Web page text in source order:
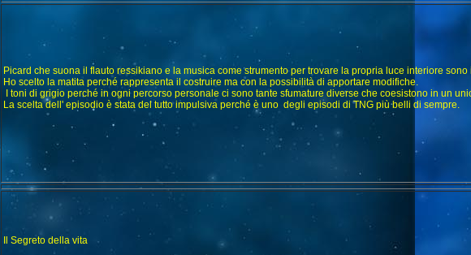
Picard che suona il flauto ressikiano e la musica come strumento per trovare la propria luce interiore
Ho scelto la matita perché rappresenta il costruire ma con la possibilità di apportare modifiche.
I toni di grigio perché in ogni percorso personale ci sono tante sfumature diverse che coesistono in un
La scelta dell' episodio è stata del tutto impulsiva perché è uno degli episodi di TNG più belli di sempre.
Il Segreto della vita